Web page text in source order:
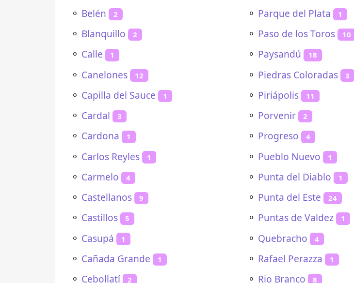
⚬ Belén 2
⚬ Blanquillo 2
⚬ Calle 1
⚬ Canelones 12
⚬ Capilla del Sauce 1
⚬ Cardal 3
⚬ Cardona 1
⚬ Carlos Reyles 1
⚬ Carmelo 4
⚬ Castellanos 9
⚬ Castillos 5
⚬ Casupá 1
⚬ Cañada Grande 1
⚬ Cebollatí 2
⚬ Parque del Plata 1
⚬ Paso de los Toros 10
⚬ Paysandú 18
⚬ Piedras Coloradas 3
⚬ Piriápolis 11
⚬ Porvenir 2
⚬ Progreso 4
⚬ Pueblo Nuevo 1
⚬ Punta del Diablo 1
⚬ Punta del Este 24
⚬ Puntas de Valdez 1
⚬ Quebracho 4
⚬ Rafael Perazza 1
⚬ Rio Branco 8